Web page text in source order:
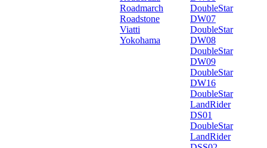
Roadmarch
Roadstone
Viatti
Yokohama
DoubleStar
DW07
DoubleStar
DW08
DoubleStar
DW09
DoubleStar
DW16
DoubleStar
LandRider
DS01
DoubleStar
LandRider